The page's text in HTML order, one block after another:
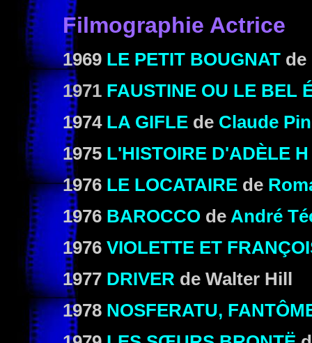
Filmographie Actrice
1969 LE PETIT BOUGNAT de
1971 FAUSTINE OU LE BEL
1974 LA GIFLE de Claude
1975 L'HISTOIRE D'ADÈLE H
1976 LE LOCATAIRE de
1976 BAROCCO de André
1976 VIOLETTE ET
1977 DRIVER de Walter Hill
1978 NOSFERATU,